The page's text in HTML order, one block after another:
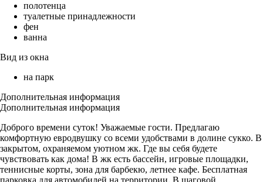
полотенца
туалетные принадлежности
фен
ванна
Вид из окна
на парк
Дополнительная информация
Дополнительная информация
Доброго времени суток! Уважаемые гости. Предлагаю
комфортную евродвушку со всеми удобствами в долине сукко. В
закрытом, охраняемом уютном жк. Где вы себя будете
чувствовать как дома! В жк есть бассейн, игровые площадки,
теннисные корты, зона для барбекю, летнее кафе. Бесплатная
парковка для автомобилей на территории. В шаговой